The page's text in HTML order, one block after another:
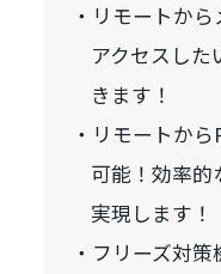
リモートか
アクセスした
きます！
リモートか
可能！効率的
実現します！
フリーズ対